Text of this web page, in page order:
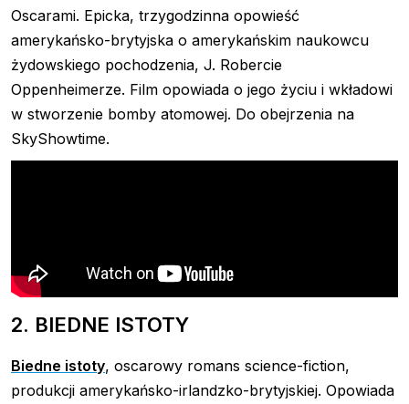
Oscarami. Epicka, trzygodzinna opowieść
amerykańsko-brytyjska o amerykańskim naukowcu
żydowskiego pochodzenia, J. Robercie
Oppenheimerze. Film opowiada o jego życiu i wkładowi
w stworzenie bomby atomowej. Do obejrzenia na
SkyShowtime.
2. BIEDNE ISTOTY
Biedne istoty, oscarowy romans science-fiction,
produkcji amerykańsko-irlandzko-brytyjskiej. Opowiada